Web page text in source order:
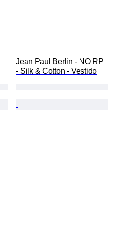
Jean Paul Berlin - NO RP
- Silk & Cotton - Vestido